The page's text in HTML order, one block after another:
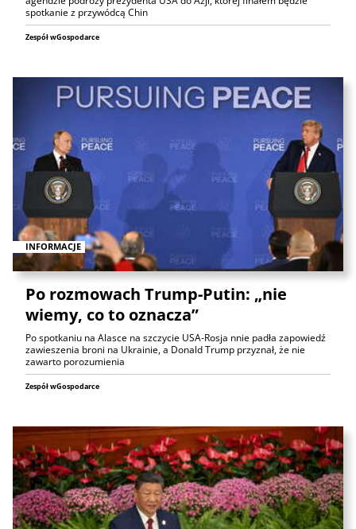
spotkanie z przywódcą Chin
Zespół wGospodarce
INFORMACJE
Po rozmowach Trump-Putin: „nie
wiemy, co to oznacza”
Po spotkaniu na Alasce na szczycie USA-Rosja nnie padła zapowiedź
zawieszenia broni na Ukrainie, a Donald Trump przyznał, że nie
zawarto porozumienia
Zespół wGospodarce